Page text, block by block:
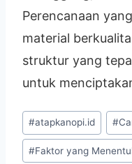
Perencanaan
material
struktur yang
untuk
#atapkanopi.id #
#Faktor yang